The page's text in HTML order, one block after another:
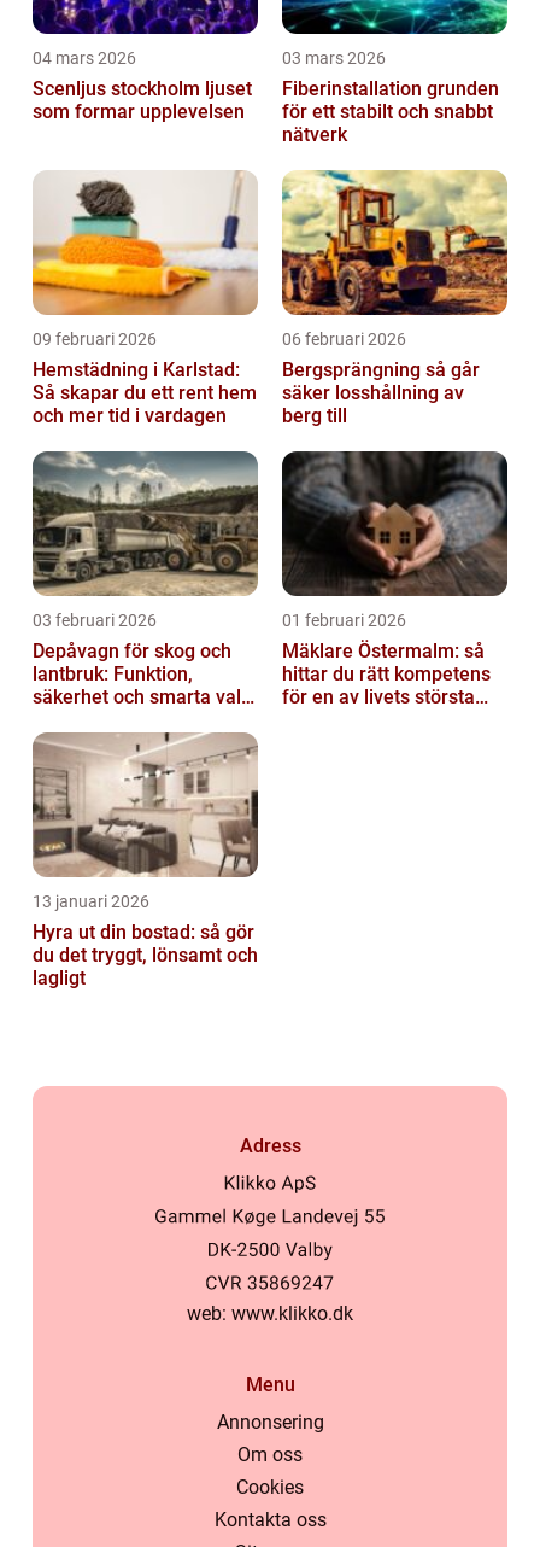
04 mars 2026
Scenljus stockholm ljuset
som formar upplevelsen
03 mars 2026
Fiberinstallation grunden
för ett stabilt och snabbt
nätverk
09 februari 2026
Hemstädning i Karlstad:
Så skapar du ett rent hem
och mer tid i vardagen
06 februari 2026
Bergsprängning så går
säker losshållning av
berg till
03 februari 2026
Depåvagn för skog och
lantbruk: Funktion,
säkerhet och smarta val
01 februari 2026
Mäklare Östermalm: så
hittar du rätt kompetens
för en av livets största
13 januari 2026
Hyra ut din bostad: så gör
du det tryggt, lönsamt och
lagligt
Adress
web: www.klikko.dk
Menu
Annonsering
Om oss
Cookies
Kontakta oss